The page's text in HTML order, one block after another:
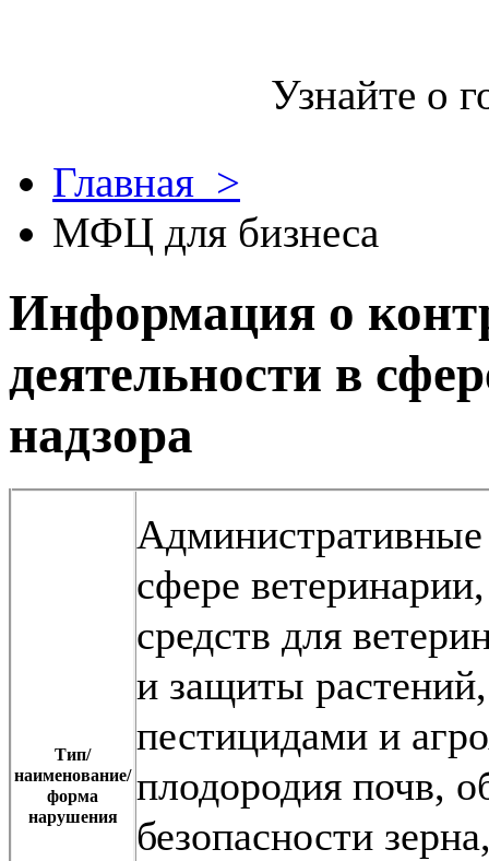
Узнайте о
Главная >
МФЦ для бизнеса
Информация о
деятельности в
надзора
Тип/
наименование/
форма
нарушения
сфере
средств для
и защиты
пестицидами и
плодородия почв,
безопасности